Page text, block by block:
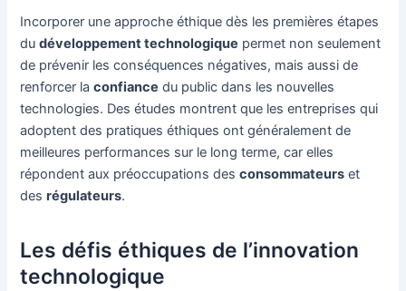
Incorporer une approche éthique dès les premières étapes
dudéveloppement technologique permet non seulement
de prévenir les conséquences négatives, mais aussi de
renforcer laconfiance du public dans les nouvelles
technologies. Des études montrent que les entreprises qui
adoptent des pratiques éthiques ont généralement de
meilleures performances sur le long terme, car elles
répondent aux préoccupations desconsommateurs et
desrégulateurs.
Les défis éthiques de l’innovation
technologique